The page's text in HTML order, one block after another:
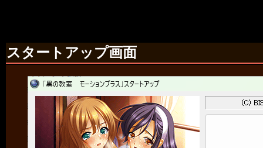
スタートアップ画面